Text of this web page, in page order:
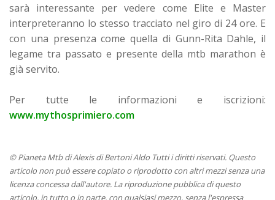
sarà interessante per vedere come Elite e Master
interpreteranno lo stesso tracciato nel giro di 24 ore. E
con una presenza come quella di Gunn-Rita Dahle, il
legame tra passato e presente della mtb marathon è
già servito.
Per tutte le informazioni e iscrizioni:
www.mythosprimiero.com
© Pianeta Mtb di Alexis di Bertoni Aldo Tutti i diritti riservati. Questo
articolo non può essere copiato o riprodotto con altri mezzi senza una
licenza concessa dall'autore. La riproduzione pubblica di questo
articolo, in tutto o in parte, con qualsiasi mezzo, senza l'espressa